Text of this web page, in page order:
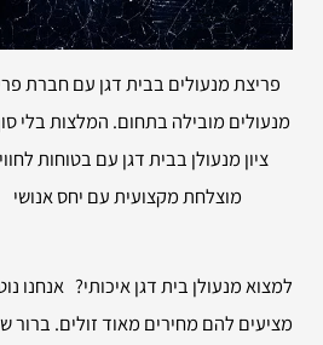
פריצת מנעולים בבית דגן עם חברת
מנעולים מובילה בתחום. המלצות בלי
ציון מנעולן בבית דגן עם בטוחות
מוצלחת מקצועית עם יחס אנושי
למצוא מנעולן בית דגן איכותי? אנחנו
מציעים להם מחירים מאוד זולים. ברור